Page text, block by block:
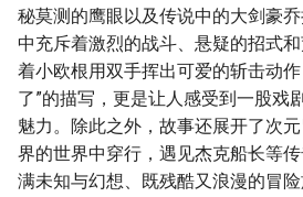
秘莫测的鹰眼以及传说中的大剑豪
中充斥着激烈的战斗、悬疑的招式
着小欧根用双手挥出可爱的斩击动
了”的描写，更是让人感受到一股戏
魅力。除此之外，故事还展开了次
界的世界中穿行，遇见杰克船长等
满未知与幻想、既残酷又浪漫的冒